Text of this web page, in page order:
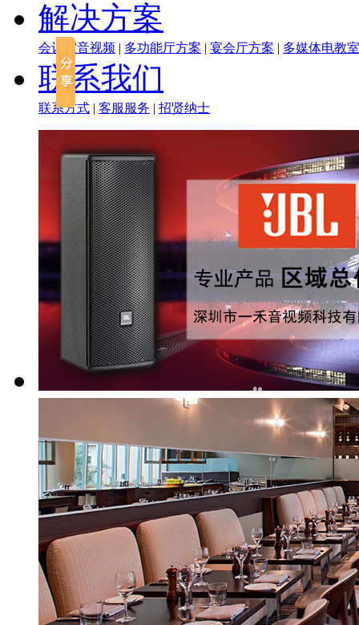
解决方案
会议室音视频 | 多功能厅方案 | 宴会厅方案 | 多媒体电教室
联系我们
联系方式 | 客服服务 | 招贤纳士